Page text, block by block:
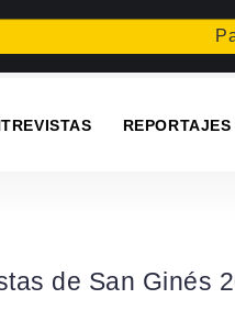
REPORTAJES
de San Ginés